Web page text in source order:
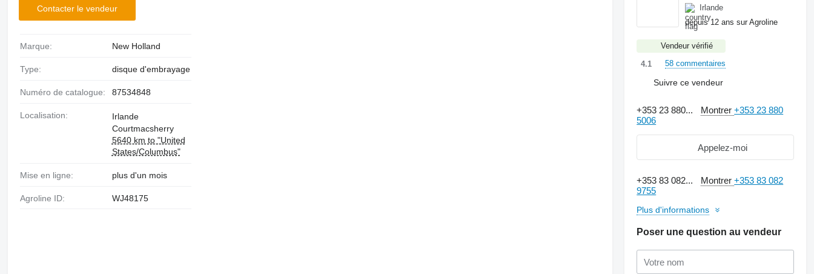
Contacter le vendeur
Marque: New Holland
Type: disque d'embrayage
Numéro de catalogue: 87534848
Localisation:
Irlande
Courtmacsherry
5640 km to "United
States/Columbus"
Mise en ligne: plus d'un mois
Agroline ID: WJ48175
Irlande
depuis 12 ans sur Agroline
Vendeur vérifié
4.1
58 commentaires
Suivre ce vendeur
+353 23 880... Montrer+353 23 880
5006
Appelez-moi
+353 83 082... Montrer+353 83 082
9755
Plus d'informations
Poser une question au vendeur